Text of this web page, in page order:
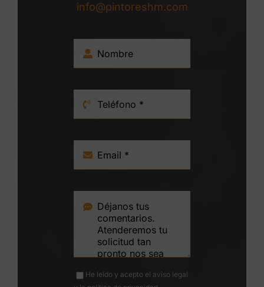
info@pintoreshm.com
He leído y acepto el aviso legal